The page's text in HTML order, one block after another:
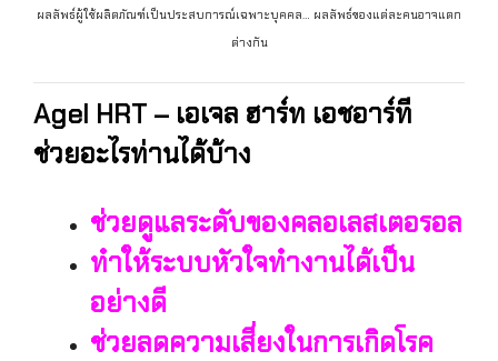
ผลลัพธ์ผู้ใช้ผลิตภัณฑ์เป็นประสบการณ์เฉพาะบุคคล… ผลลัพธ์ของแต่ละคนอาจแตก
ต่างกัน
Agel HRT – เอเจล ฮาร์ท เอชอาร์ที
ช่วยอะไรท่านได้บ้าง
ช่วยดูแลระดับของคลอเลสเตอรอล
ทำให้ระบบหัวใจทำงานได้เป็น
อย่างดี
ช่วยลดความเสี่ยงในการเกิดโรค